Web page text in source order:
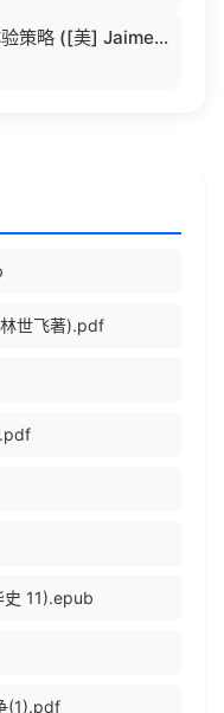
决胜UX：互联网产品用户体验策略 ([美] Jaime Levy [[美] Jaime Levy]).epub
世飞著).pdf
史 11).epub
(1).pdf